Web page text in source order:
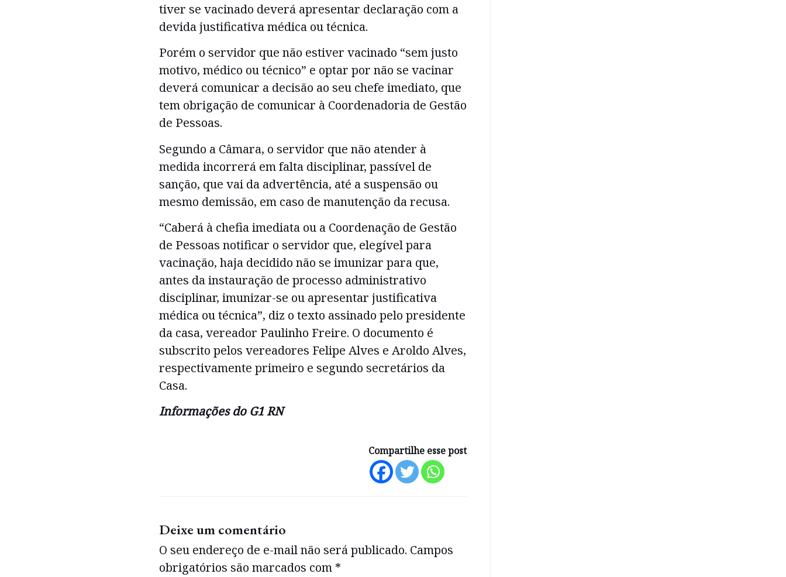
tiver se vacinado deverá apresentar declaração com a
devida justificativa médica ou técnica.
Porém o servidor que não estiver vacinado “sem justo
motivo, médico ou técnico” e optar por não se vacinar
deverá comunicar a decisão ao seu chefe imediato, que
tem obrigação de comunicar à Coordenadoria de Gestão
de Pessoas.
Segundo a Câmara, o servidor que não atender à
medida incorrerá em falta disciplinar, passível de
sanção, que vai da advertência, até a suspensão ou
mesmo demissão, em caso de manutenção da recusa.
“Caberá à chefia imediata ou a Coordenação de Gestão
de Pessoas notificar o servidor que, elegível para
vacinação, haja decidido não se imunizar para que,
antes da instauração de processo administrativo
disciplinar, imunizar-se ou apresentar justificativa
médica ou técnica”, diz o texto assinado pelo presidente
da casa, vereador Paulinho Freire. O documento é
subscrito pelos vereadores Felipe Alves e Aroldo Alves,
respectivamente primeiro e segundo secretários da
Casa.
Informações do G1 RN
Compartilhe esse post
Deixe um comentário
O seu endereço de e-mail não será publicado. Campos
obrigatórios são marcados com *